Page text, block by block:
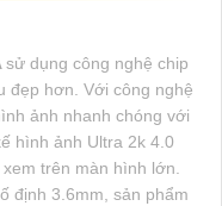
sử dụng công nghệ chip
đẹp hơn. Với công nghệ
ảnh nhanh chóng với
hình ảnh Ultra 2k 4.0
trên màn hình lớn.
định 3.6mm, sản phẩm